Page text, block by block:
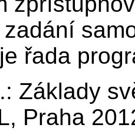
zadání
řada
Základy
Praha